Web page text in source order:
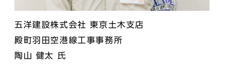
五洋建設株式会社 東京土木支店
殿町羽田空港線工事事務所
陶山 健太 氏